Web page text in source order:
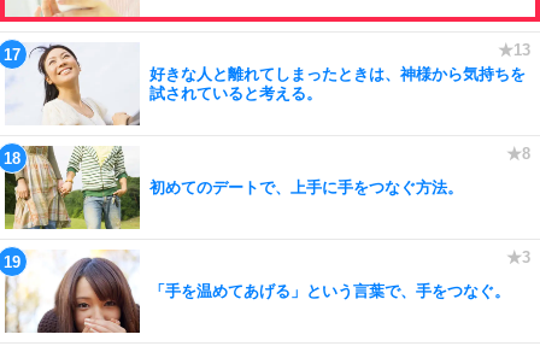
好きな人と離れてしまったときは、神様から気持ちを
試されていると考える。
初めてのデートで、上手に手をつなぐ方法。
「手を温めてあげる」という言葉で、手をつなぐ。